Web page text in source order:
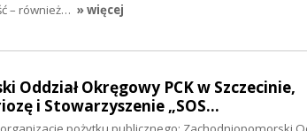
– również… » więcej
Oddział Okręgowy PCK w Szczecinie,
i Stowarzyszenie „SOS…